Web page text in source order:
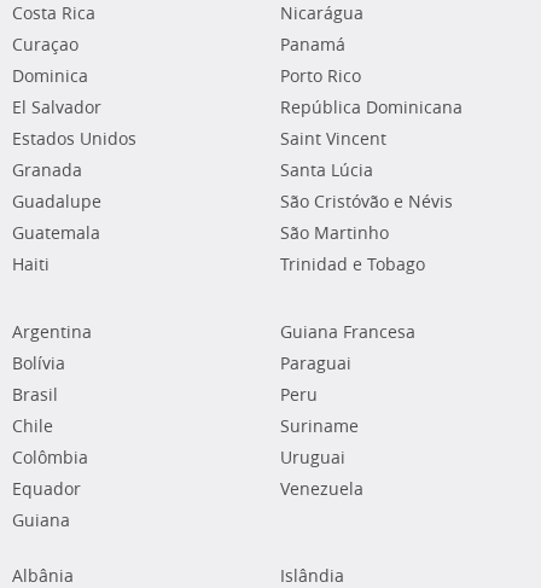
Costa Rica
Curaçao
Dominica
El Salvador
Estados Unidos
Granada
Guadalupe
Guatemala
Haiti
Nicarágua
Panamá
Porto Rico
República Dominicana
Saint Vincent
Santa Lúcia
São Cristóvão e Névis
São Martinho
Trinidad e Tobago
Argentina
Bolívia
Brasil
Chile
Colômbia
Equador
Guiana
Guiana Francesa
Paraguai
Peru
Suriname
Uruguai
Venezuela
Albânia
Islândia